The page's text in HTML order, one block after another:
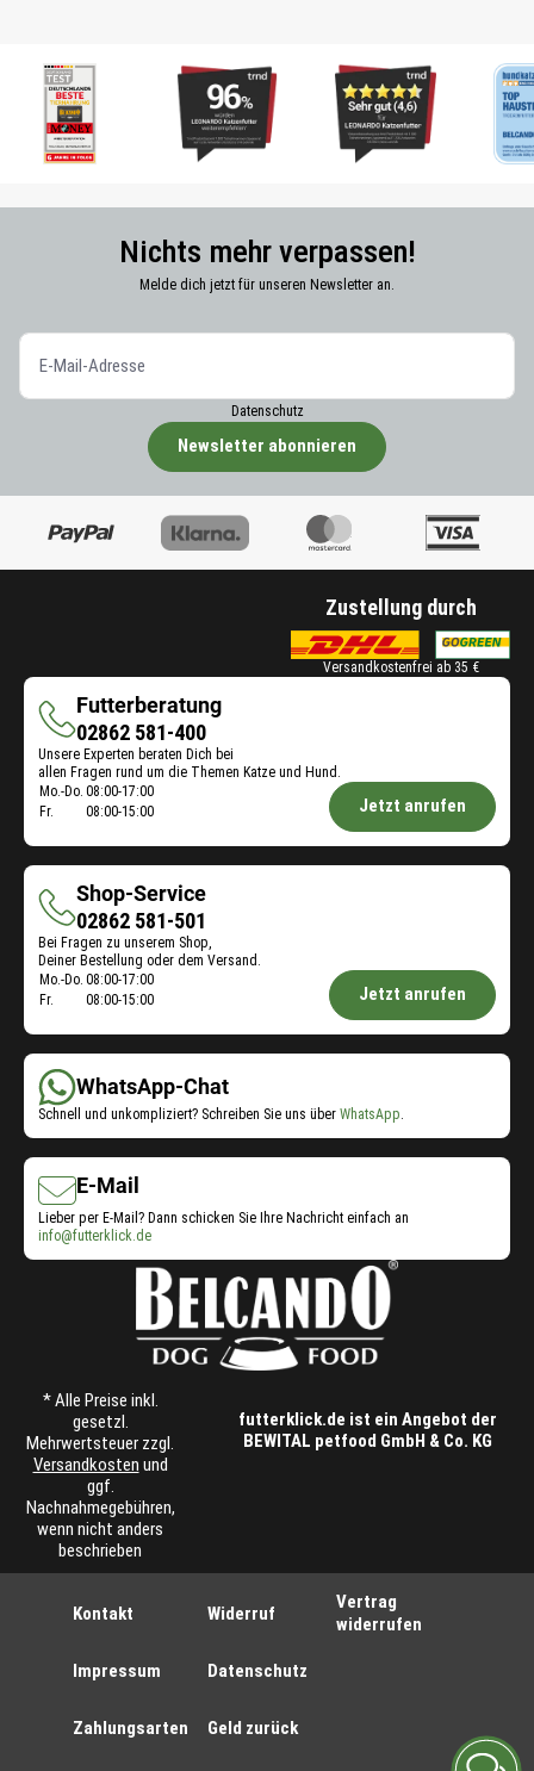
Nichts mehr verpassen!
Melde dich jetzt für unseren Newsletter an.
Datenschutz
Newsletter abonnieren
Zustellung durch
Versandkostenfrei ab 35 €
Futterberatung
Futterberatung
02862 581-400
Unsere Experten beraten Dich bei
allen Fragen rund um die Themen Katze und Hund.
Öffnungszeiten
Futterberatung:
Mo.-Do. 08:00-17:00
Fr.
08:00-15:00 Jetzt anrufen
Shop-Service
Shop-
Service
02862 581-501
Bei Fragen zu unserem Shop,
Deiner Bestellung oder dem Versand.
Öffnungszeiten
Shop-
Mo.-Do. 08:00-17:00
Fr.
08:00-15:00 Jetzt anrufen
WhatsApp-Chat
Schnell und unkompliziert? Schreiben Sie uns über WhatsApp
E-Mail
Lieber per E-Mail? Dann schicken Sie Ihre Nachricht einfach an
info@futterklick.de
* Alle Preise inkl.
gesetzl.
Mehrwertsteuer zzgl.
Versandkosten und
ggf.
Nachnahmegebühren,
wenn nicht anders
beschrieben
futterklick.de ist ein Angebot der
BEWITAL petfood GmbH & Co. KG
Kontakt
Impressum
Zahlungsarten
Widerruf
Datenschutz
Geld zurück
Vertrag
widerrufen